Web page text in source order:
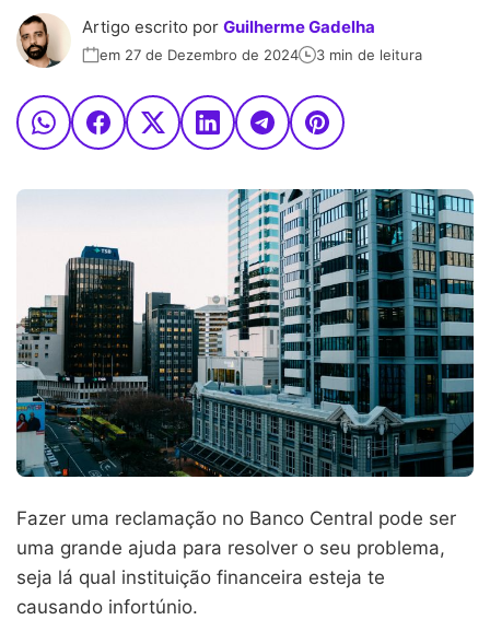
Artigo escrito por Guilherme Gadelha
em 27 de Dezembro de 2024 3 min de leitura
Fazer uma reclamação no Banco Central pode ser
uma grande ajuda para resolver o seu problema,
seja lá qual instituição financeira esteja te
causando infortúnio.